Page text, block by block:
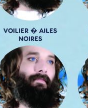
VOILIER � AILES
NOIRES